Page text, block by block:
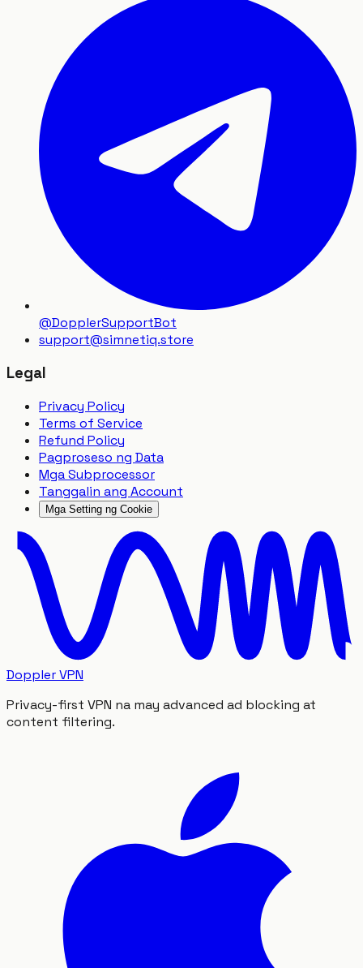
@DopplerSupportBot
support@simnetiq.store
Legal
Privacy Policy
Terms of Service
Refund Policy
Pagproseso ng Data
Mga Subprocessor
Tanggalin ang Account
Mga Setting ng Cookie
Doppler VPN
Privacy-first VPN na may advanced ad blocking at
content filtering.